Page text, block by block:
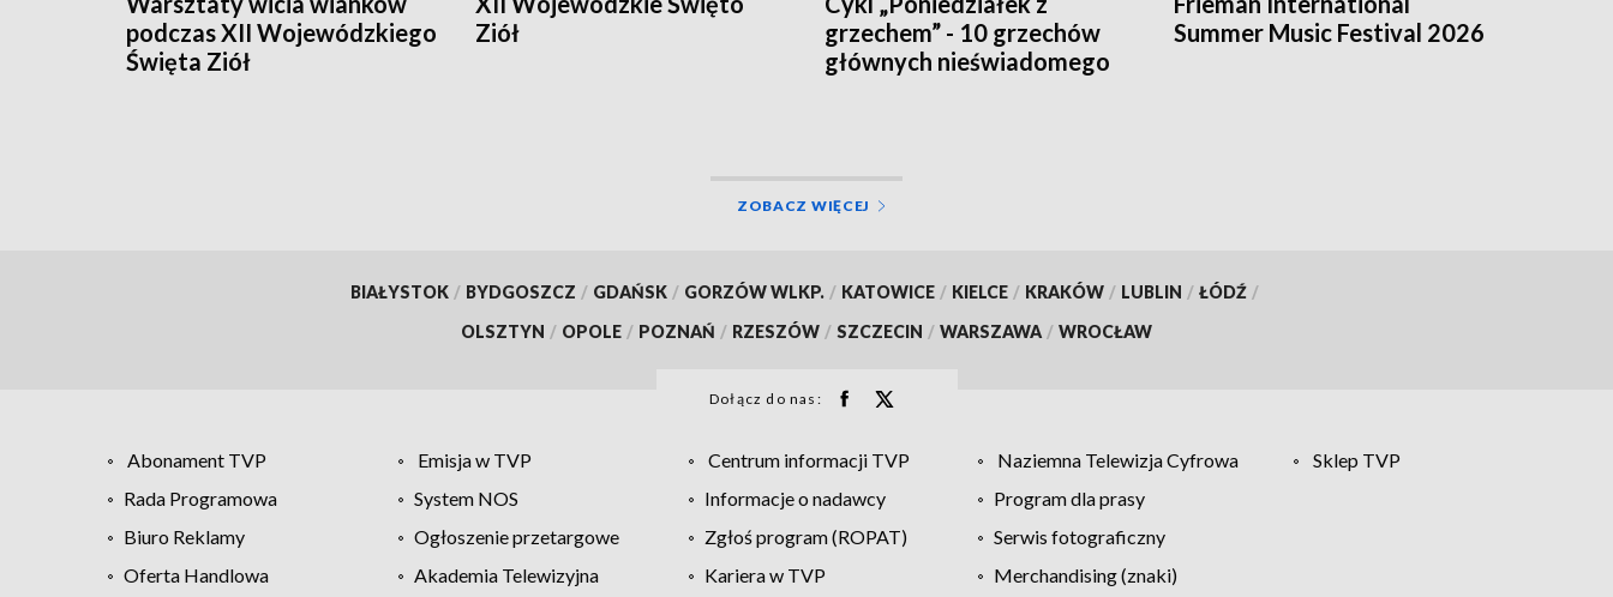
podczas XII Wojewódzkiego
Święta Ziół
Ziół
grzechem” - 10 grzechów
głównych nieświadomego
Summer Music Festival 2026
ZOBACZ WIĘCEJ
BIAŁYSTOK / BYDGOSZCZ / GDAŃSK / GORZÓW WLKP. / KATOWICE / KIELCE / KRAKÓW / LUBLIN / ŁÓDŹ /
OLSZTYN / OPOLE / POZNAŃ / RZESZÓW / SZCZECIN / WARSZAWA / WROCŁAW
Dołącz do nas:
Abonament TVP Emisja w TVP Centrum informacji TVP Naziemna Telewizja Cyfrowa
Sklep TVP
Rada Programowa
System NOS Informacje o nadawcy
Program dla prasy
Biuro Reklamy
Ogłoszenie przetargowe Zgłoś program (ROPAT)
Serwis fotograficzny
Oferta Handlowa
Akademia Telewizyjna Kariera w TVP Merchandising (znaki)